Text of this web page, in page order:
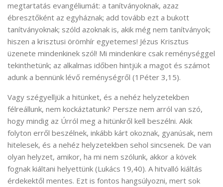
megtartatás evangéliumát: a tanítványoknak, azaz
ébresztőként az egyháznak; add tovább ezt a bukott
tanítványoknak; szóld azoknak is, akik még nem tanítványok;
hiszen a krisztusi örömhír egyetemes! Jézus Krisztus
üzenete mindenkinek szól! Mi mindenkire csak reménységgel
tekinthetünk; az alkalmas időben hintjük a magot és számot
adunk a bennünk lévő reménységről (1Péter 3,15).
Vagy szégyelljük a hitünket, és a nehéz helyzetekben
félreállunk, nem kockáztatunk? Persze nem arról van szó,
hogy mindig az Úrról meg a hitünkről kell beszélni. Akik
folyton erről beszélnek, inkább kárt okoznak, gyanúsak, nem
hitelesek, és a nehéz helyzetekben sehol sincsenek. De van
olyan helyzet, amikor, ha mi nem szólunk, akkor a kövek
fognak kiáltani helyettünk (Lukács 19,40). A hitvalló kiáltás
érdekektől mentes. Ezt is fontos hangsúlyozni, mert sok